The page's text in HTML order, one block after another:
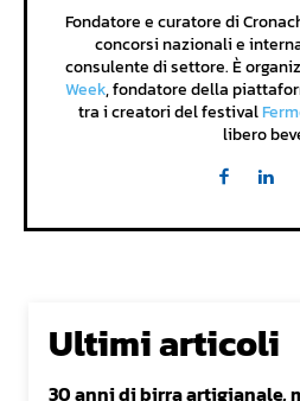
Fondatore e curatore di
concorsi nazionali e
consulente di settore. È
Week, fondatore della
tra i creatori del festival
libero
Ultimi articoli
30 anni di birra artigianale,